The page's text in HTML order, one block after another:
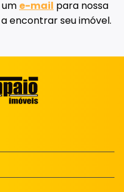
e-mail para nossa
encontrar seu imóvel.